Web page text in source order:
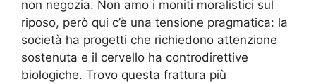
non negozia. Non amo i moniti moralistici sul
riposo, però qui c’è una tensione pragmatica: la
società ha progetti che richiedono attenzione
sostenuta e il cervello ha controdirettive
biologiche. Trovo questa frattura più